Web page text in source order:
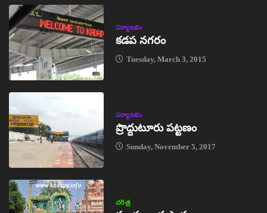
పర్యాటకం
కడప నగరం
Tuesday, March 3, 2015
పర్యాటకం
ప్రొద్దుటూరు పట్టణం
Sunday, November 5, 2017
చరిత్ర